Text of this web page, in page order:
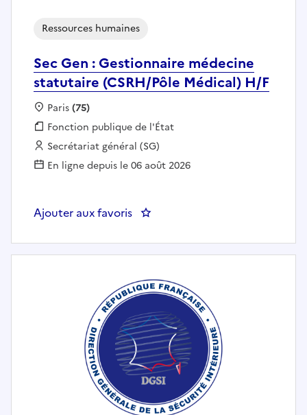
Sec Gen : Gestionnaire médecine
statutaire (CSRH/Pôle Médical) H/F
Ressources humaines
Localisation :
Paris(75)
Fonction publique :
Fonction publique de l'État
Employeur :
Secrétariat général (SG)
En ligne depuis le 06 août 2026
Ajouter aux favoris : Sec Gen : Gestionnaire